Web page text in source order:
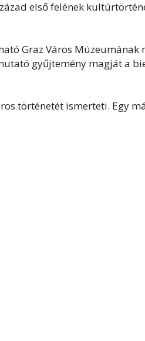
első felének
Graz Város Múzeumának
gyűjtemény magját a
történetét ismerteti. Egy